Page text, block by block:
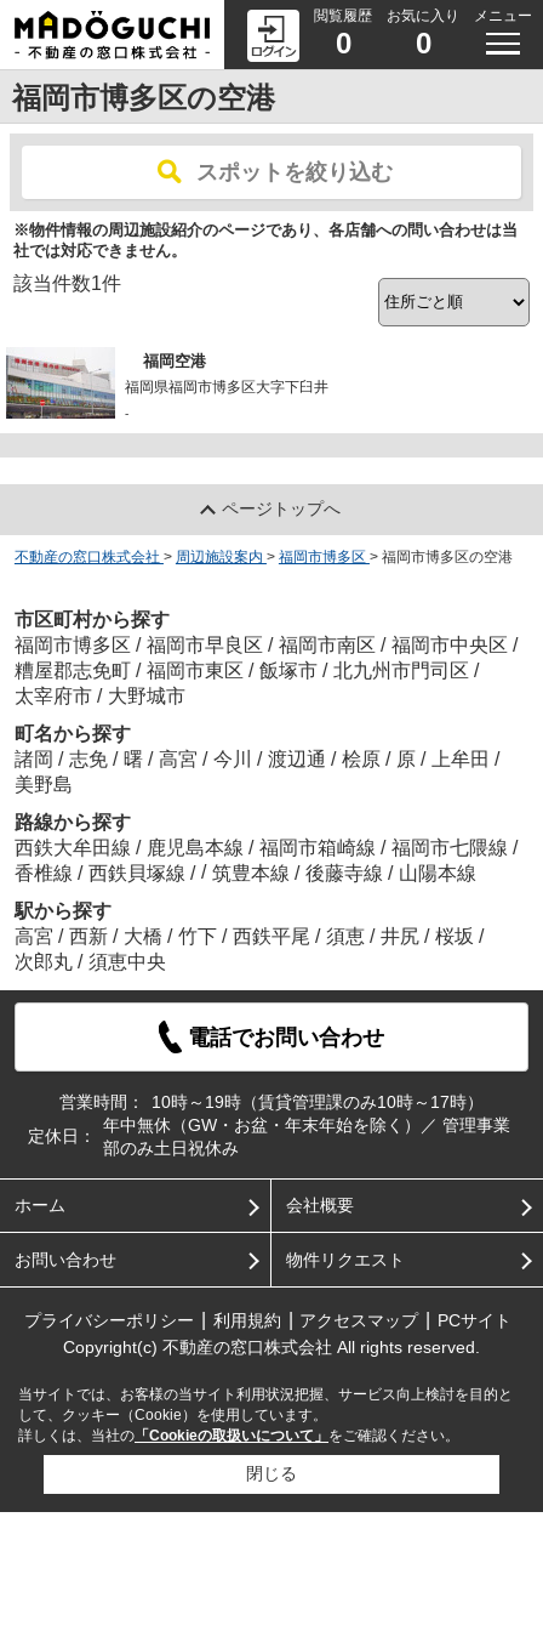
閲覧履歴
0
お気に入り
0
メニュー
福岡市博多区の空港
スポットを絞り込む
※物件情報の周辺施設紹介のページであり、各店舗への問い合わせは当
社では対応できません。
該当件数1件
福岡空港
福岡県福岡市博多区大字下臼井
-
ページトップへ
不動産の窓口株式会社 > 周辺施設案内 > 福岡市博多区 > 福岡市博多区の空港
市区町村から探す
福岡市博多区 / 福岡市早良区 / 福岡市南区 / 福岡市中央区 /
糟屋郡志免町 / 福岡市東区 / 飯塚市 / 北九州市門司区 /
太宰府市 / 大野城市
町名から探す
諸岡 / 志免 / 曙 / 高宮 / 今川 / 渡辺通 / 桧原 / 原 / 上牟田 /
美野島
路線から探す
西鉄大牟田線 / 鹿児島本線 / 福岡市箱崎線 / 福岡市七隈線 /
香椎線 / 西鉄貝塚線 / / 筑豊本線 / 後藤寺線 / 山陽本線
駅から探す
高宮 / 西新 / 大橋 / 竹下 / 西鉄平尾 / 須恵 / 井尻 / 桜坂 /
次郎丸 / 須恵中央
電話でお問い合わせ
営業時間：
10時～19時（賃貸管理課のみ10時～17時）
定休日：
年中無休（GW・お盆・年末年始を除く）／ 管理事業
部のみ土日祝休み
ホーム 会社概要
お問い合わせ 物件リクエスト
プライバシーポリシー 利用規約 アクセスマップ
PCサイト
Copyright(c) 不動産の窓口株式会社 All rights reserved.
当サイトでは、お客様の当サイト利用状況把握、サービス向上検討を目的と
して、クッキー（Cookie）を使用しています。
詳しくは、当社の 「Cookieの取扱いについて」 をご確認ください。
閉じる